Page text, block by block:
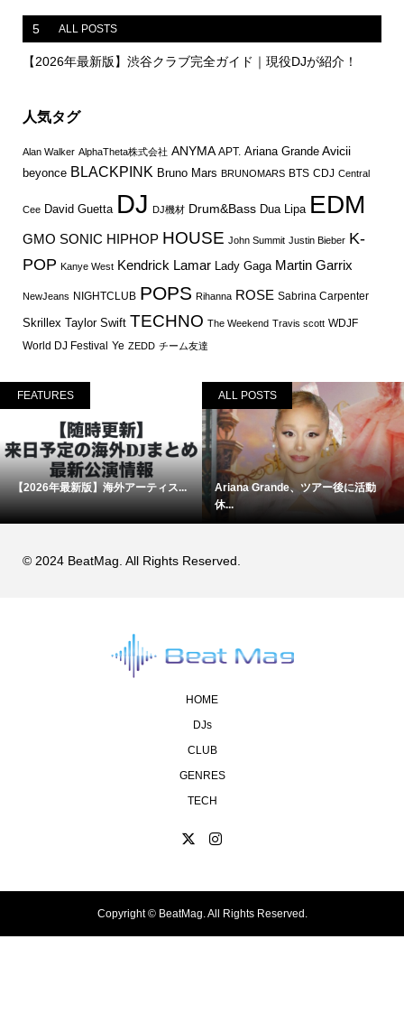
5 ALL POSTS
【2026年最新版】渋谷クラブ完全ガイド｜現役DJが紹介！
人気タグ
Alan Walker AlphaTheta株式会社 ANYMA APT. Ariana Grande Avicii
beyonce BLACKPINK Bruno Mars BRUNOMARS BTS CDJ Central
Cee David Guetta DJ DJ機材 Drum&Bass Dua Lipa EDM
GMO SONIC HIPHOP HOUSE John Summit Justin Bieber K-
POP Kanye West Kendrick Lamar Lady Gaga Martin Garrix
NewJeans NIGHTCLUB POPS Rihanna ROSE Sabrina Carpenter
Skrillex Taylor Swift TECHNO The Weekend Travis scott WDJF
World DJ Festival Ye ZEDD チーム友達
FEATURES
【2026年最新版】海外アーティス...
ALL POSTS
Ariana Grande、ツアー後に活動
休...
© 2024 BeatMag. All Rights Reserved.
HOME
DJs
CLUB
GENRES
TECH
Copyright ©BeatMag. All Rights Reserved.